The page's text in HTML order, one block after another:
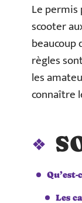
Le permis
scooter
beaucoup
règles
les
connaître
Les